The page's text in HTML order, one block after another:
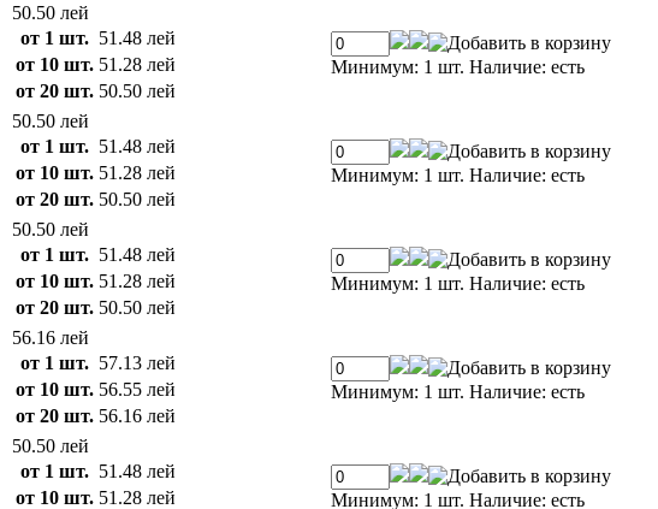
50.50 лей
от 1 шт. 51.48 лей
от 10 шт. 51.28 лей
от 20 шт. 50.50 лей
Минимум: 1 шт. Наличие: есть
50.50 лей
от 1 шт. 51.48 лей
от 10 шт. 51.28 лей
от 20 шт. 50.50 лей
Минимум: 1 шт. Наличие: есть
50.50 лей
от 1 шт. 51.48 лей
от 10 шт. 51.28 лей
от 20 шт. 50.50 лей
Минимум: 1 шт. Наличие: есть
56.16 лей
от 1 шт. 57.13 лей
от 10 шт. 56.55 лей
от 20 шт. 56.16 лей
Минимум: 1 шт. Наличие: есть
50.50 лей
от 1 шт. 51.48 лей
от 10 шт. 51.28 лей
Минимум: 1 шт. Наличие: есть